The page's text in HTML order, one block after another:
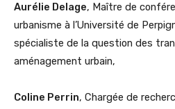
Aurélie Delage, Maître de
urbanisme à l’Université de
spécialiste de la question des
aménagement urbain,
Coline Perrin, Chargée de